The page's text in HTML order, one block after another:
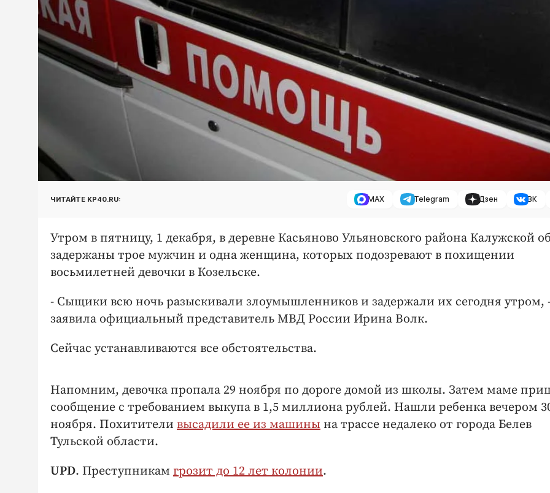
ЧИТАЙТЕ KP40.RU: MAX Telegram Дзен ВК
Утром в пятницу, 1 декабря, в деревне Касьяново Ульяновского района Калужской
задержаны трое мужчин и одна женщина, которых подозревают в похищении
восьмилетней девочки в Козельске.
- Сыщики всю ночь разыскивали злоумышленников и задержали их сегодня утром,
заявила официальный представитель МВД России Ирина Волк.
Сейчас устанавливаются все обстоятельства.
Напомним, девочка пропала 29 ноября по дороге домой из школы. Затем маме
сообщение с требованием выкупа в 1,5 миллиона рублей. Нашли ребенка вечером
ноября. Похитители высадили ее из машины на трассе недалеко от города Белев
Тульской области.
UPD. Преступникам грозит до 12 лет колонии.